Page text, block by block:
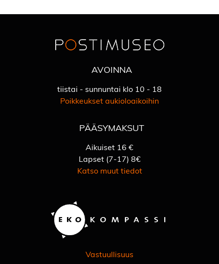
AVOINNA
tiistai - sunnuntai klo 10 - 18
Poikkeukset aukioloaikoihin
PÄÄSYMAKSUT
Aikuiset 16 €
Lapset (7-17) 8€
Katso muut tiedot
Vastuullisuus